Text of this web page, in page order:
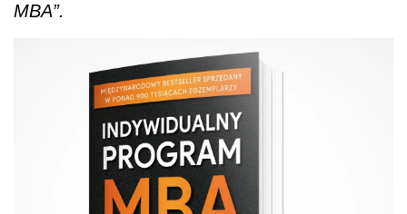
MBA”.